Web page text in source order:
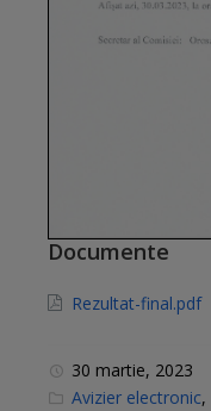
Documente
Rezultat-final.pdf
30 martie, 2023
C
Avizier electronic,